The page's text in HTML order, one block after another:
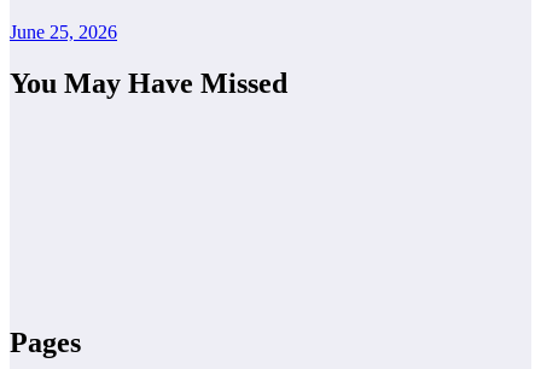
June 25, 2026
You May Have Missed
Pages